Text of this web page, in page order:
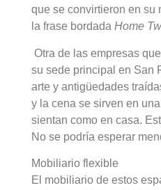
que se convirtieron en su
la frase bordada Home
Otra de las empresas
su sede principal en San
arte y antigüedades
y la cena se sirven en
sientan como en casa.
No se podría esperar
Mobiliario flexible
El mobiliario de estos